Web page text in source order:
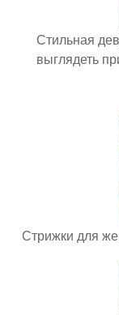
Стильная
выглядеть
Стрижки для